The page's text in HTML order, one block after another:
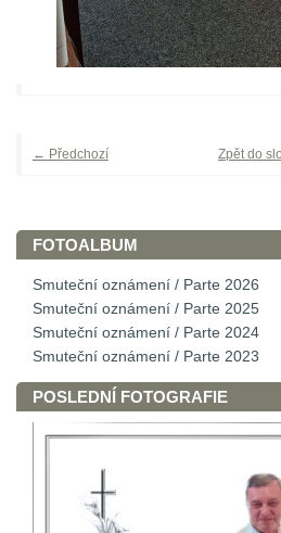
← Předchozí Zpět do
FOTOALBUM
Smuteční oznámení / Parte 2026
Smuteční oznámení / Parte 2025
Smuteční oznámení / Parte 2024
Smuteční oznámení / Parte 2023
POSLEDNÍ FOTOGRAFIE